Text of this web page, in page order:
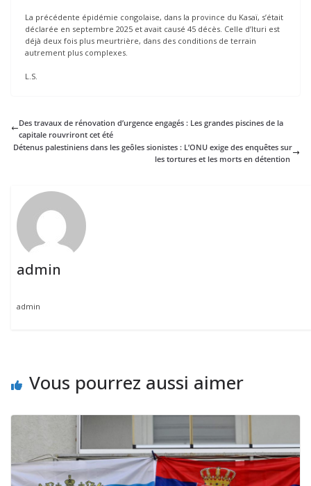
La précédente épidémie congolaise, dans la province du Kasaï, s’était
déclarée en septembre 2025 et avait causé 45 décès. Celle d’Ituri est
déjà deux fois plus meurtrière, dans des conditions de terrain
autrement plus complexes.
L.S.
Des travaux de rénovation d’urgence engagés : Les grandes piscines de la
capitale rouvriront cet été
Détenus palestiniens dans les geôles sionistes : L’ONU exige des enquêtes sur
les tortures et les morts en détention
admin
admin
Vous pourrez aussi aimer